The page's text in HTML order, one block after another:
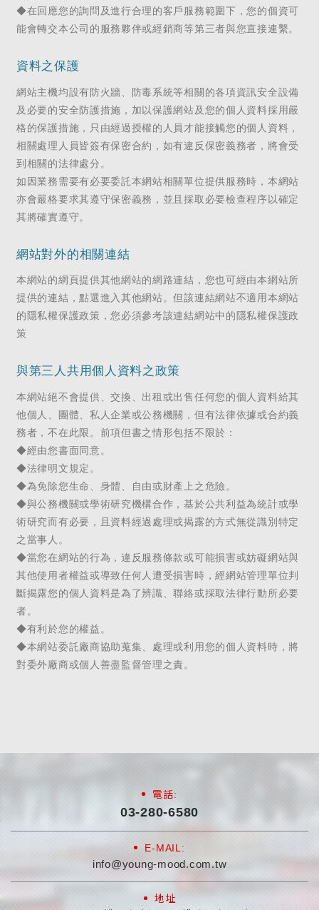
電話:
03-280-6580
E-MAIL:
info@young-mood.com.tw
地址